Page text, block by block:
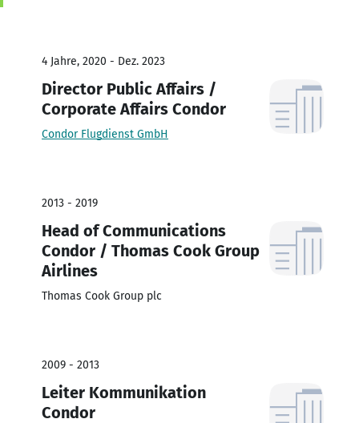
4 Jahre, 2020 - Dez. 2023
Director Public Affairs /
Corporate Affairs Condor
Condor Flugdienst GmbH
2013 - 2019
Head of Communications
Condor / Thomas Cook Group
Airlines
Thomas Cook Group plc
2009 - 2013
Leiter Kommunikation
Condor